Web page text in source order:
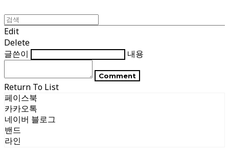
Edit
Delete
글쓴이
내용
Comment
Return To List
페이스북
카카오톡
네이버 블로그
밴드
라인